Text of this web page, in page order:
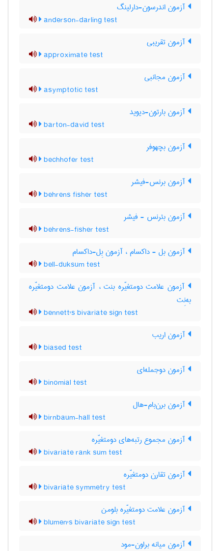
آزمون اندرسون-دارلینگ
anderson-darling test
آزمون تقریبی
approximate test
آزمون مجانبی
asymptotic test
آزمون بارتون-دیوید
barton-david test
آزمون بچهوفر
bechhofer test
آزمون برنس-فیشر
behrens fisher test
آزمون بئرنس - فیشر
behrens-fisher test
آزمون بل - داکسام ، آزمون بِل-داکسام
bell-duksum test
آزمون علامت دومتغیّره بنت ، آزمون علامت دومتغیّره
به‌نِت
bennett's bivariate sign test
آزمون اریب
biased test
آزمون دوجمله‌ای
binomial test
آزمون برن‌بام-هال
birnbaum-hall test
آزمون مجموع رتبه‌های دومتغیّره
bivariate rank sum test
آزمون تقارن دومتغیّره
bivariate symmetry test
آزمون علامت دومتغیّره بلومن
blumen's bivariate sign test
آزمون میانه براون-مود